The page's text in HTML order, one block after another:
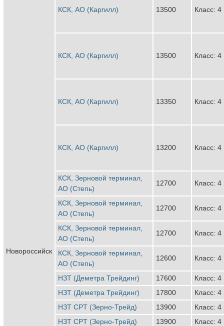
Новороссийск
КСК, АО (Каргилл) 13500 Класс: 4
КСК, АО (Каргилл) 13500 Класс: 4
КСК, АО (Каргилл) 13350 Класс: 4
КСК, АО (Каргилл) 13200 Класс: 4
КСК, Зерновой терминал,
АО (Степь)
12700 Класс: 4
КСК, Зерновой терминал,
АО (Степь)
12700 Класс: 4
КСК, Зерновой терминал,
АО (Степь)
12700 Класс: 4
КСК, Зерновой терминал,
АО (Степь)
12600 Класс: 4
НЗТ (Деметра Трейдинг) 17600
Класс: 4
НЗТ (Деметра Трейдинг)
17800
Класс: 4
НЗТ CPT (Зерно-Трейд)
13900
Класс: 4
НЗТ CPT (Зерно-Трейд)
13900
Класс: 4